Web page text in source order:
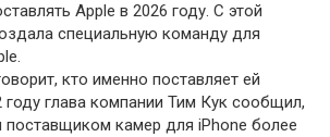
Apple в 2026 году. С этой
специальную команду для
кто именно поставляет ей
глава компании Тим Кук сообщил,
поставщиком камер для iPhone более